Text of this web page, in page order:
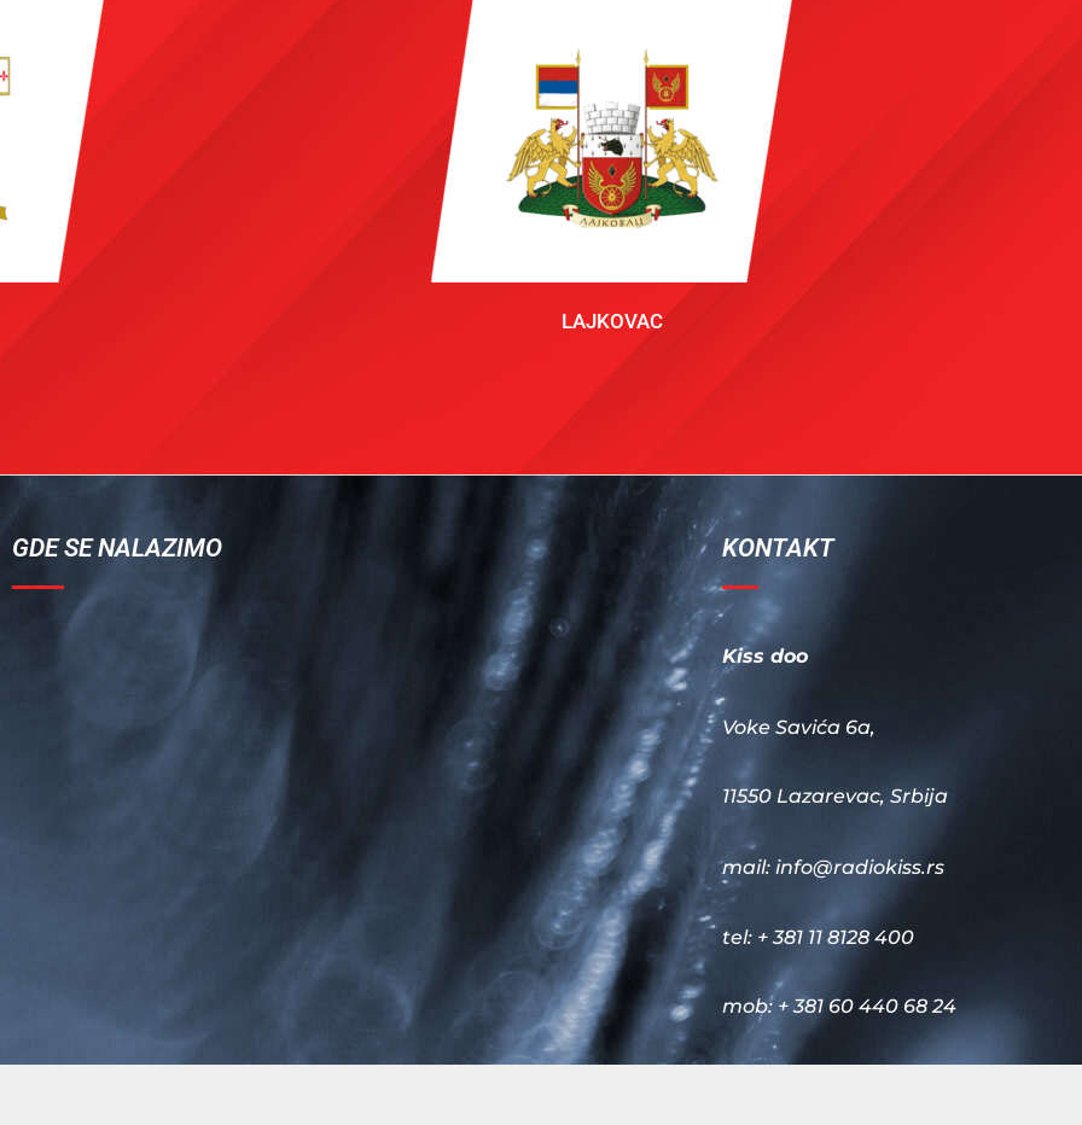
LAJKOVAC
GDE SE NALAZIMO KONTAKT
Kiss doo
Voke Savića 6a,
11550 Lazarevac, Srbija
mail: info@radiokiss.rs
tel: + 381 11 8128 400
mob: + 381 60 440 68 24